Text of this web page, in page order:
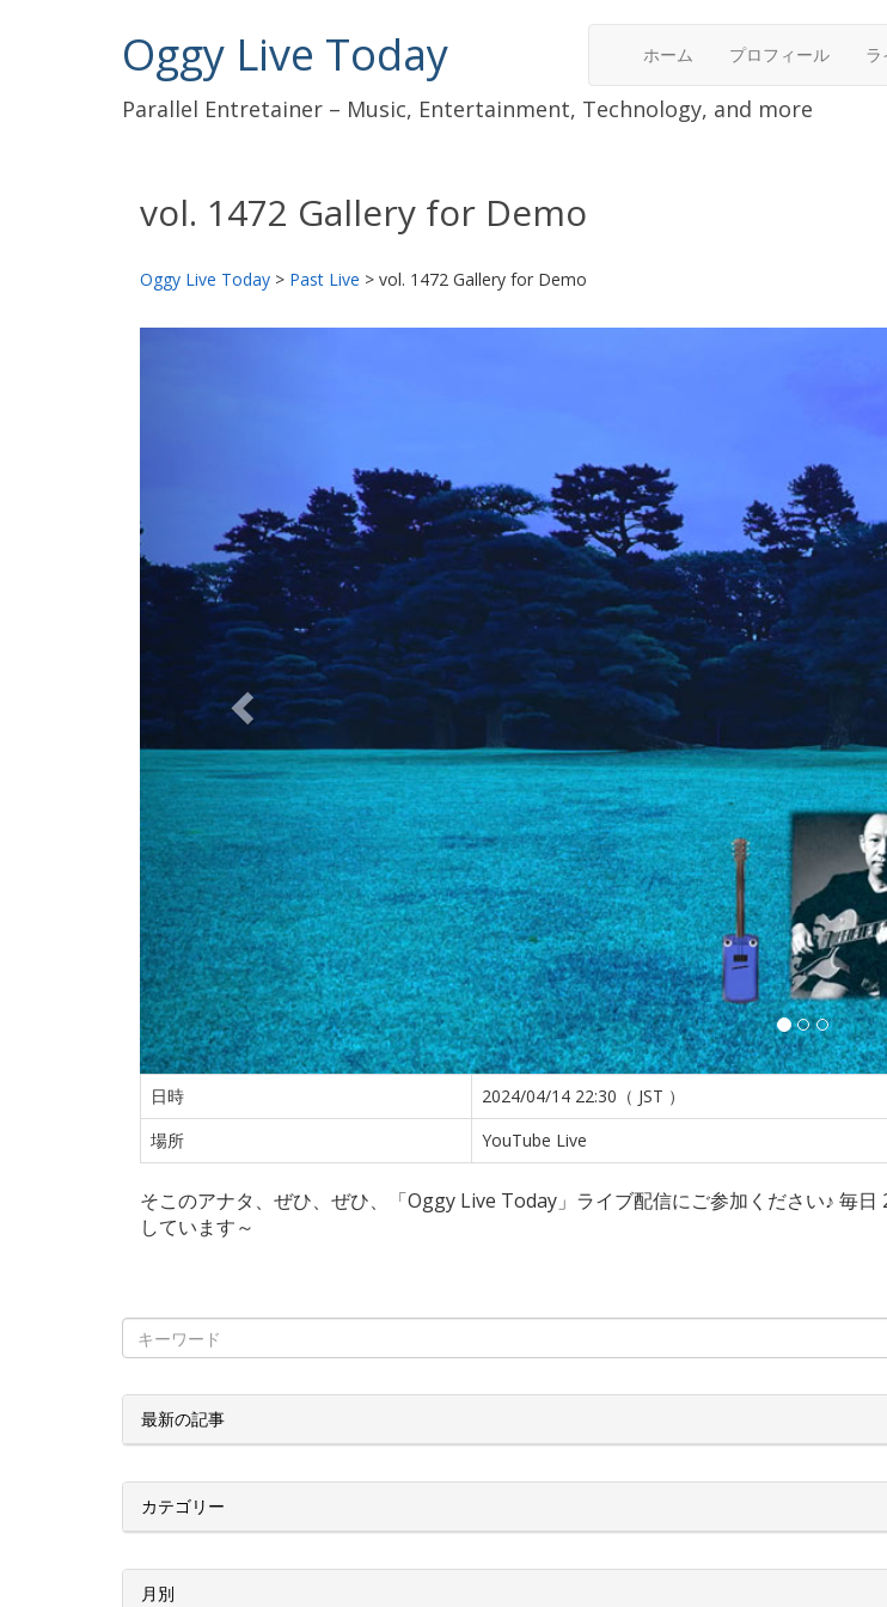
Oggy Live Today ホーム プロフィール ラ
Parallel Entretainer – Music, Entertainment, Technology, and more
vol. 1472 Gallery for Demo
Oggy Live Today > Past Live > vol. 1472 Gallery for Demo
日時
2024/04/14 22:30（ JST ）
場所
YouTube Live
そこのアナタ、ぜひ、ぜひ、「Oggy Live Today」ライブ配信にご参加ください♪ 毎
しています～
最新の記事
カテゴリー
月別